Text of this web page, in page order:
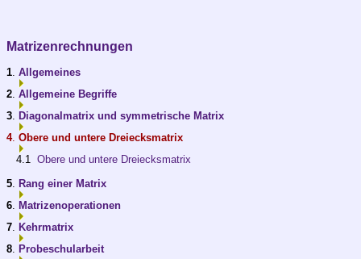
Matrizenrechnungen
1. Allgemeines
2. Allgemeine Begriffe
3. Diagonalmatrix und symmetrische Matrix
4. Obere und untere Dreiecksmatrix
4.1 Obere und untere Dreiecksmatrix
5. Rang einer Matrix
6. Matrizenoperationen
7. Kehrmatrix
8. Probeschularbeit